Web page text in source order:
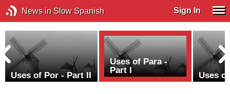
News in Slow Spanish Sign In
Uses of Por - Part II
Uses of Para -
Part I
Uses